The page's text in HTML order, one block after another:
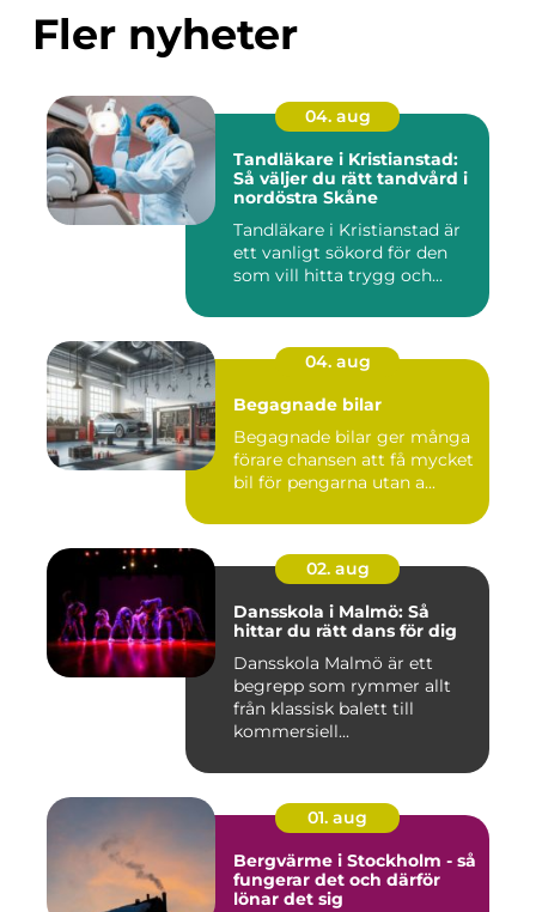
Fler nyheter
04. aug
Tandläkare i Kristianstad:
Så väljer du rätt tandvård i
nordöstra Skåne
Tandläkare i Kristianstad är
ett vanligt sökord för den
som vill hitta trygg och...
04. aug
Begagnade bilar
Begagnade bilar ger många
förare chansen att få mycket
bil för pengarna utan a...
02. aug
Dansskola i Malmö: Så
hittar du rätt dans för dig
Dansskola Malmö är ett
begrepp som rymmer allt
från klassisk balett till
kommersiell...
01. aug
Bergvärme i Stockholm - så
fungerar det och därför
lönar det sig